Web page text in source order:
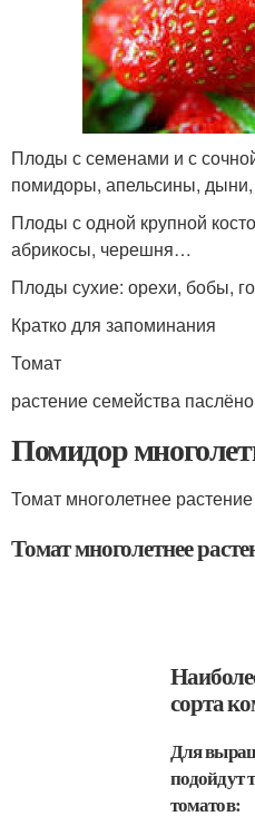
Плоды с семенами и с
помидоры, апельсины,
Плоды с одной крупной
абрикосы, черешня…
Плоды сухие: орехи, бобы,
Кратко для запоминания
Томат
растение семейства
Помидор
Томат многолетнее растение
Томат многолетнее
сорта
Для
подойдут
томатов: